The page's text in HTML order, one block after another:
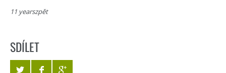
11 yearszpět
SDÍLET